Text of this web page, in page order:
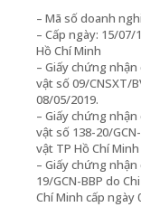
– Mã số doanh
– Cấp ngày: 15/
Hồ Chí Minh
– Giấy chứng
vật số 09/CNSXT/
08/05/2019.
– Giấy chứng
vật số 138-20/
vật TP Hồ Chí
– Giấy chứng
19/GCN-BBP do
Chí Minh cấp ngày